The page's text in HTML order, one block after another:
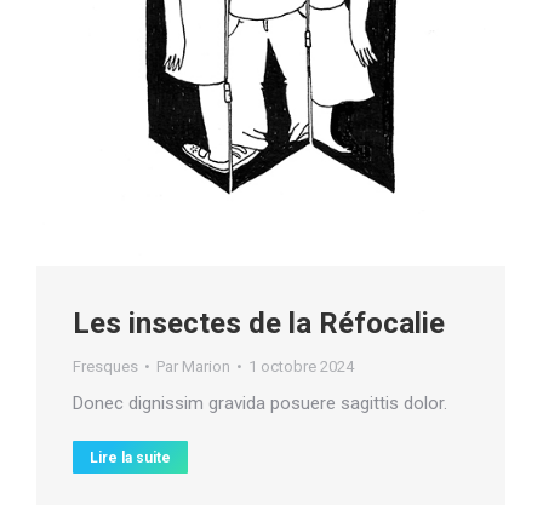
Les insectes de la Réfocalie
Fresques Par Marion 1 octobre 2024
Donec dignissim gravida posuere sagittis dolor.
Lire la suite